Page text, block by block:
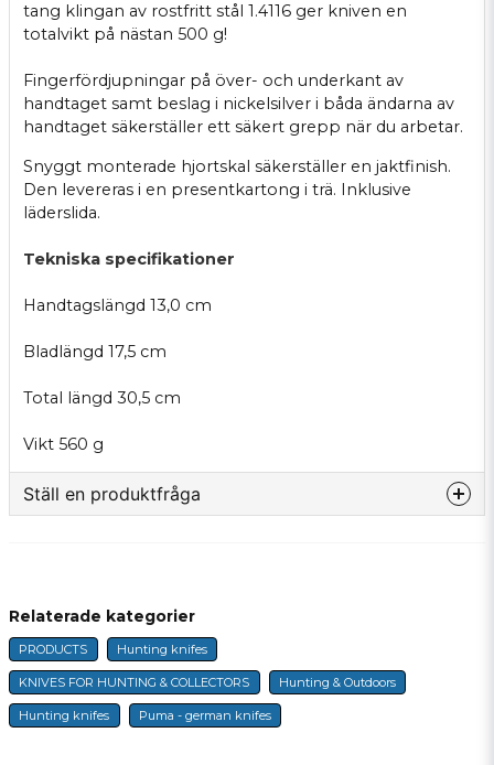
tang klingan av rostfritt stål 1.4116 ger kniven en
totalvikt på nästan 500 g!
Fingerfördjupningar på över- och underkant av
handtaget samt beslag i nickelsilver i båda ändarna av
handtaget säkerställer ett säkert grepp när du arbetar.
Snyggt monterade hjortskal säkerställer en jaktfinish.
Den levereras i en presentkartong i trä. Inklusive
läderslida.
Tekniska specifikationer
Handtagslängd 13,0 cm
Bladlängd 17,5 cm
Total längd 30,5 cm
Vikt 560 g
Ställ en produktfråga
name
Name
Relaterade kategorier
PRODUCTS Hunting knifes
KNIVES FOR HUNTING & COLLECTORS Hunting & Outdoors
Hunting knifes Puma - german knifes